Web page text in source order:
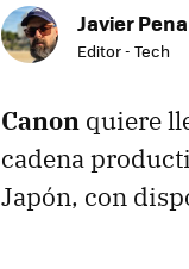
Javier
Editor - Tech
Canon quiere
cadena
Japón, con